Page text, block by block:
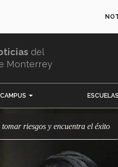
del
Monterrey
CAMPUS ESCUELAS
tomar riesgos y encuentra el éxito